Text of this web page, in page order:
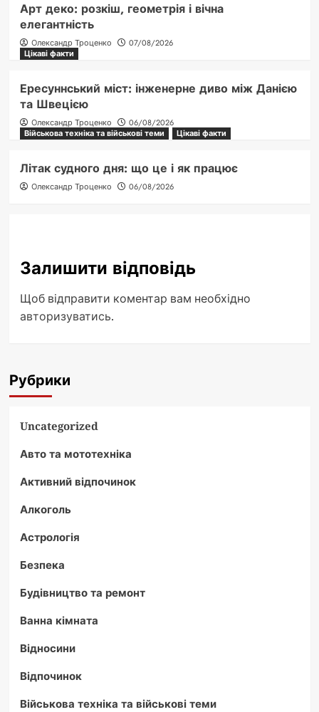
Арт деко: розкіш, геометрія і вічна
елегантність
Олександр Троценко
07/08/2026
Цікаві факти
Ересуннський міст: інженерне диво між Данією
та Швецією
Олександр Троценко
06/08/2026
Військова техніка та військові теми
Цікаві факти
Літак судного дня: що це і як працює
Олександр Троценко 06/08/2026
Залишити відповідь
Щоб відправити коментар вам необхідно
авторизуватись.
Рубрики
Uncategorized
Авто та мототехніка
Активний відпочинок
Алкоголь
Астрологія
Безпека
Будівництво та ремонт
Ванна кімната
Відносини
Відпочинок
Військова техніка та військові теми